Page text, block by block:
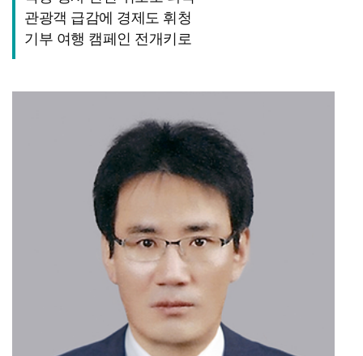
관광객 급감에 경제도 휘청
기부 여행 캠페인 전개키로